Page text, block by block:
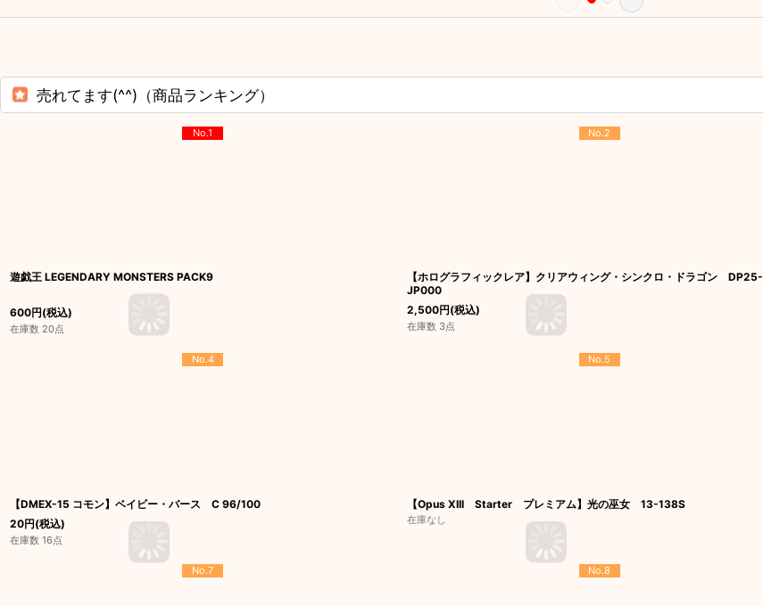
売れてます(^^)（商品ランキング）
No.1
遊戯王 LEGENDARY MONSTERS PACK9
600円(税込)
在庫数 20点
No.2
【ホログラフィックレア】クリアウィング・シンクロ・ドラゴン DP25-
JP000
2,500円(税込)
在庫数 3点
No.4
【DMEX-15 コモン】ベイビー・バース C 96/100
20円(税込)
在庫数 16点
No.5
【Opus XIII Starter プレミアム】光の巫女 13-138S
在庫なし
No.7 No.8